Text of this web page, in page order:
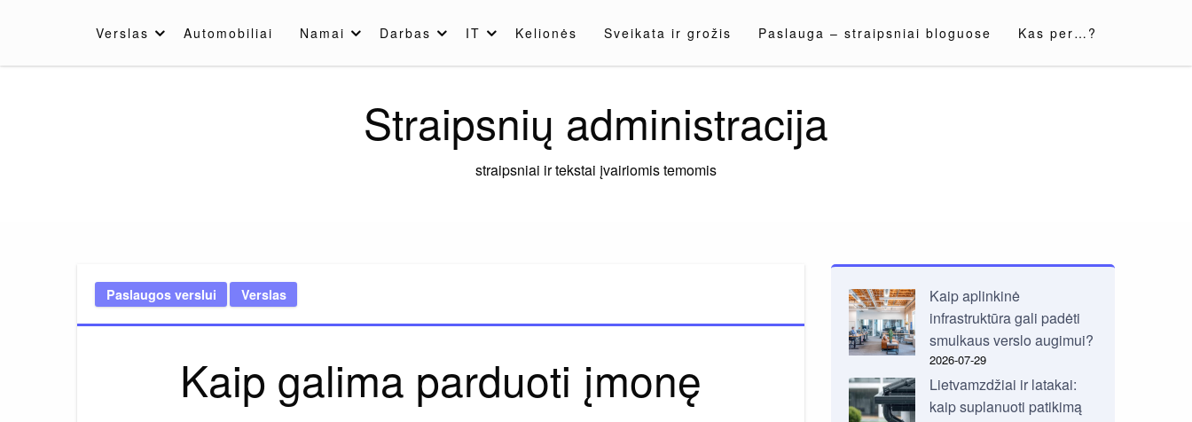
Verslas Automobiliai Namai Darbas IT Kelionės Sveikata ir grožis Paslauga – straipsniai bloguose Kas per…?
Straipsnių administracija
straipsniai ir tekstai įvairiomis temomis
Paslaugos verslui Verslas
Kaip galima parduoti įmonę
Kaip aplinkinė
infrastruktūra gali padėti
smulkaus verslo augimui?
2026-07-29
Lietvamzdžiai ir latakai:
kaip suplanuoti patikimą